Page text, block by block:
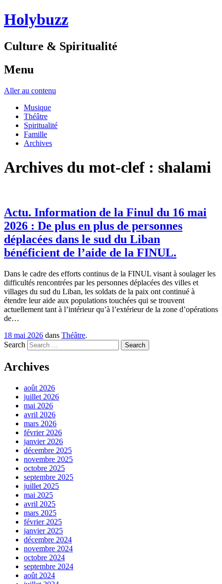
Holybuzz
Culture & Spiritualité
Menu
Aller au contenu
Musique
Théâtre
Spiritualité
Famille
Archives
Archives du mot-clef : shalami
Actu. Information de la Finul du 16 mai
2026 : De plus en plus de personnes
déplacées dans le sud du Liban
bénéficient de l’aide de la FINUL.
Dans le cadre des efforts continus de la FINUL visant à soulager les
difficultés rencontrées par les personnes déplacées des villes et
villages du sud du Liban, les soldats de la paix ont continué à
étendre leur aide aux populations touchées qui se trouvent
actuellement tant à l’intérieur qu’à l’extérieur de la zone d’opérations
de…
18 mai 2026 dans Théâtre.
Search
Archives
août 2026
juillet 2026
mai 2026
avril 2026
mars 2026
février 2026
janvier 2026
décembre 2025
novembre 2025
octobre 2025
septembre 2025
juillet 2025
mai 2025
avril 2025
mars 2025
février 2025
janvier 2025
décembre 2024
novembre 2024
octobre 2024
septembre 2024
août 2024